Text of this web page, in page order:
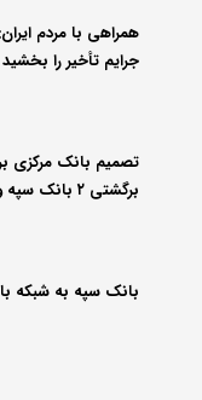
همراهی با مردم
جرایم تأخیر را بخشید
تصمیم بانک مرکزی
برگشتی ۲ بانک سپه و پاسارگاد
بانک سپه به شبکه